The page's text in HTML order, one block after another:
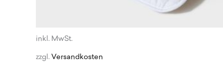
inkl. MwSt.
zzgl. Versandkosten